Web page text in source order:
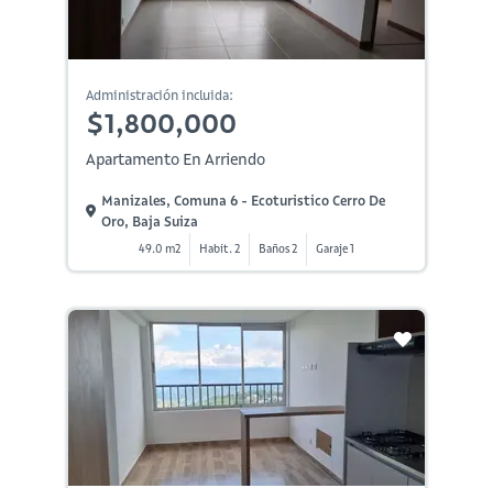
Administración incluida:
$1,800,000
Apartamento En Arriendo
Manizales, Comuna 6 - Ecoturistico Cerro De
Oro, Baja Suiza
49.0 m2 Habit. 2 Baños 2 Garaje 1